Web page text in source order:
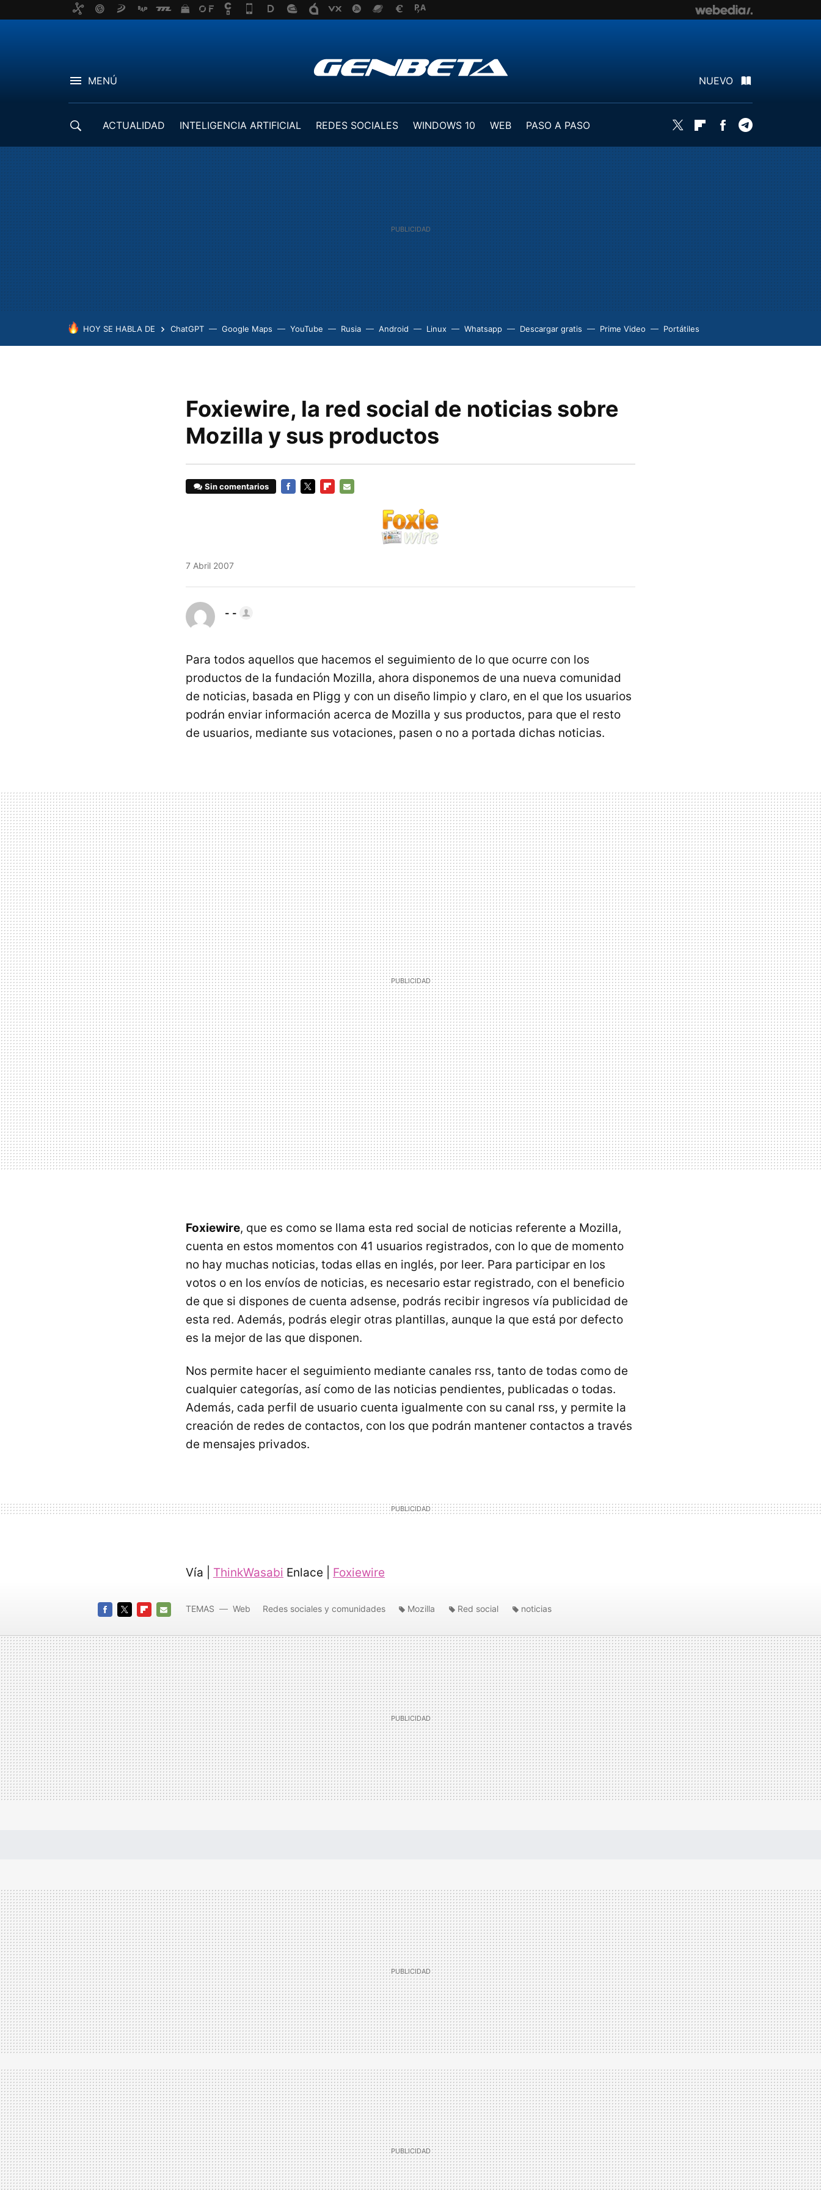
MENÚ NUEVO
ACTUALIDAD INTELIGENCIA ARTIFICIAL REDES SOCIALES WINDOWS 10 WEB
PASO A PASO
Twitter FlipboardFacebook
HOY SE HABLA DE ChatGPT Google Maps YouTube Rusia Android Linux Whatsapp Descargar gratis Prime Video Portátiles
Foxiewire, la red social de noticias sobre
Mozilla y sus productos
Sin comentarios
7 Abril 2007
- -
Para todos aquellos que hacemos el seguimiento de lo que ocurre con los
productos de la fundación Mozilla, ahora disponemos de una nueva comunidad
de noticias, basada en Pligg y con un diseño limpio y claro, en el que los usuarios
podrán enviar información acerca de Mozilla y sus productos, para que el resto
de usuarios, mediante sus votaciones, pasen o no a portada dichas noticias.
Foxiewire, que es como se llama esta red social de noticias referente a Mozilla,
cuenta en estos momentos con 41 usuarios registrados, con lo que de momento
no hay muchas noticias, todas ellas en inglés, por leer. Para participar en los
votos o en los envíos de noticias, es necesario estar registrado, con el beneficio
de que si dispones de cuenta adsense, podrás recibir ingresos vía publicidad de
esta red. Además, podrás elegir otras plantillas, aunque la que está por defecto
es la mejor de las que disponen.
Nos permite hacer el seguimiento mediante canales rss, tanto de todas como de
cualquier categorías, así como de las noticias pendientes, publicadas o todas.
Además, cada perfil de usuario cuenta igualmente con su canal rss, y permite la
creación de redes de contactos, con los que podrán mantener contactos a través
de mensajes privados.
Vía | ThinkWasabi Enlace | Foxiewire
MAIL
TEMAS Web Redes sociales y comunidades Mozilla Red social noticias